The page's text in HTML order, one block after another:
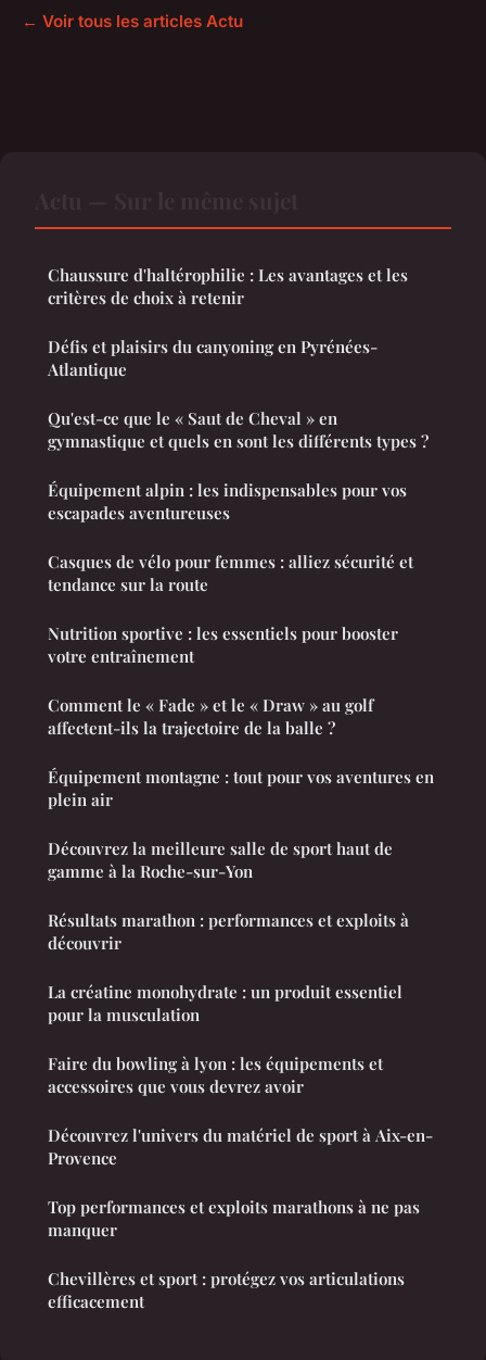
← Voir tous les articles Actu
Chaussure d'haltérophilie : Les avantages et les
critères de choix à retenir
Défis et plaisirs du canyoning en Pyrénées-
Atlantique
Qu'est-ce que le « Saut de Cheval » en
gymnastique et quels en sont les différents types ?
Équipement alpin : les indispensables pour vos
escapades aventureuses
Casques de vélo pour femmes : alliez sécurité et
tendance sur la route
Nutrition sportive : les essentiels pour booster
votre entraînement
Comment le « Fade » et le « Draw » au golf
affectent-ils la trajectoire de la balle ?
Équipement montagne : tout pour vos aventures en
plein air
Découvrez la meilleure salle de sport haut de
gamme à la Roche-sur-Yon
Résultats marathon : performances et exploits à
découvrir
La créatine monohydrate : un produit essentiel
pour la musculation
Faire du bowling à lyon : les équipements et
accessoires que vous devrez avoir
Découvrez l'univers du matériel de sport à Aix-en-
Provence
Top performances et exploits marathons à ne pas
manquer
Chevillères et sport : protégez vos articulations
efficacement